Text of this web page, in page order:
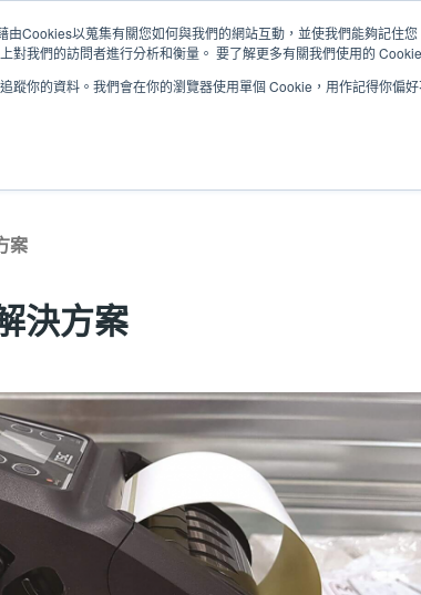
Cookies以蒐集有關您如何與我們的網站互動，並使我們能夠記住
對我們的訪問者進行分析和衡量。 要了解更多有關我們使用的
蹤你的資料。我們會在你的瀏覽器使用單個 Cookie，用作記得你偏
案
決方案